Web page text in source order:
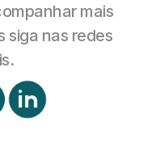
mais
siga nas redes